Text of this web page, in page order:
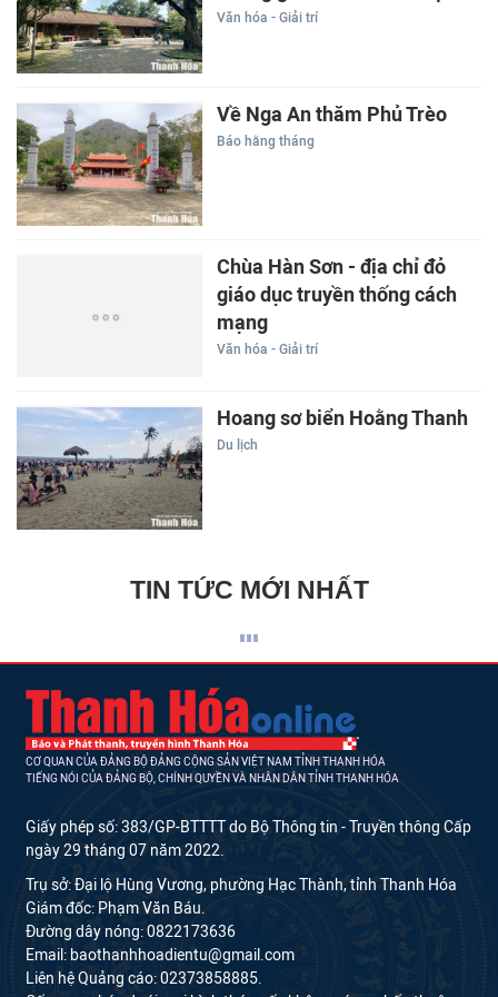
Văn hóa - Giải trí
Về Nga An thăm Phủ Trèo
Báo hằng tháng
Chùa Hàn Sơn - địa chỉ đỏ
giáo dục truyền thống cách
mạng
Văn hóa - Giải trí
Hoang sơ biển Hoằng Thanh
Du lịch
TIN TỨC MỚI NHẤT
CƠ QUAN CỦA ĐẢNG BỘ ĐẢNG CỘNG SẢN VIỆT NAM TỈNH THANH HÓA
TIẾNG NÓI CỦA ĐẢNG BỘ, CHÍNH QUYỀN VÀ NHÂN DÂN TỈNH THANH HÓA
Giấy phép số: 383/GP-BTTTT do Bộ Thông tin - Truyền thông Cấp
ngày 29 tháng 07 năm 2022.
Trụ sở: Đại lộ Hùng Vương, phường Hạc Thành, tỉnh Thanh Hóa
Giám đốc: Phạm Văn Báu.
Đường dây nóng: 0822173636
Email: baothanhhoadientu@gmail.com
Liên hệ Quảng cáo: 02373858885.